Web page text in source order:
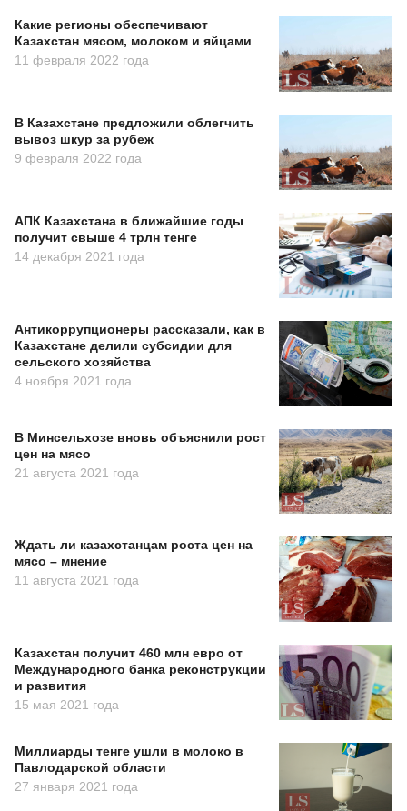
Какие регионы обеспечивают
Казахстан мясом, молоком и яйцами
11 февраля 2022 года
В Казахстане предложили облегчить
вывоз шкур за рубеж
9 февраля 2022 года
АПК Казахстана в ближайшие годы
получит свыше 4 трлн тенге
14 декабря 2021 года
Антикоррупционеры рассказали, как в
Казахстане делили субсидии для
сельского хозяйства
4 ноября 2021 года
В Минсельхозе вновь объяснили рост
цен на мясо
21 августа 2021 года
Ждать ли казахстанцам роста цен на
мясо – мнение
11 августа 2021 года
Казахстан получит 460 млн евро от
Международного банка реконструкции
и развития
15 мая 2021 года
Миллиарды тенге ушли в молоко в
Павлодарской области
27 января 2021 года